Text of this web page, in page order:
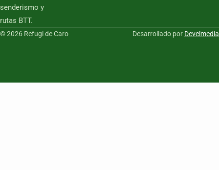
senderismo y
rutas BTT.
© 2026 Refugi de Caro Desarrollado por Develmedia